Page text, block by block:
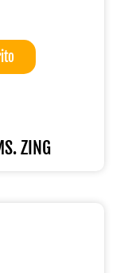
ZING